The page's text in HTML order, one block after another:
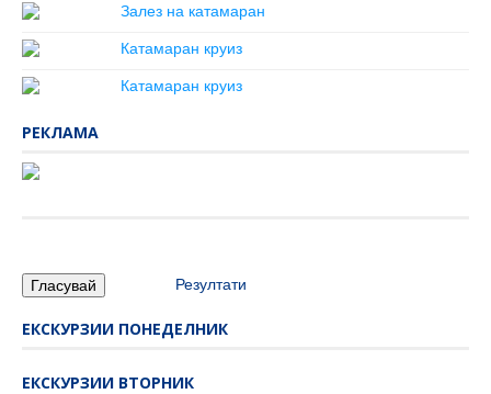
Залез на катамаран
Катамаран круиз
Катамаран круиз
РЕКЛАМА
Резултати
ЕКСКУРЗИИ ПОНЕДЕЛНИК
ЕКСКУРЗИИ ВТОРНИК